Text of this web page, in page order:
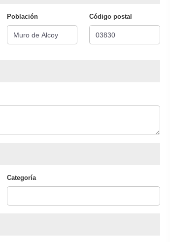
Población Código postal
Categoría